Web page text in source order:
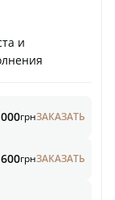
и
грнЗАКАЗАТЬ
грнЗАКАЗАТЬ